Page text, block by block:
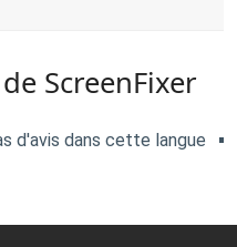
ScreenFixer
d'avis dans cette langue.